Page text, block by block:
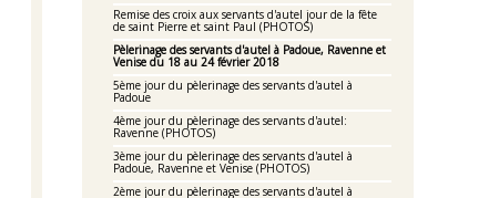
Remise des croix aux servants d'autel jour de la fête
de saint Pierre et saint Paul (PHOTOS)
Pèlerinage des servants d'autel à Padoue, Ravenne et
Venise du 18 au 24 février 2018
5ème jour du pèlerinage des servants d'autel à
Padoue
4ème jour du pèlerinage des servants d'autel:
Ravenne (PHOTOS)
3ème jour du pèlerinage des servants d'autel à
Padoue, Ravenne et Venise (PHOTOS)
2ème jour du pèlerinage des servants d'autel à